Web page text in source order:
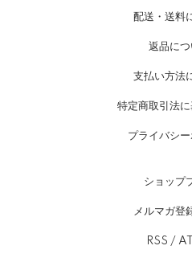
配送・送料
返品につ
支払い方法
特定商取引法
プライバシ
ショップ
メルマガ登
RSS /